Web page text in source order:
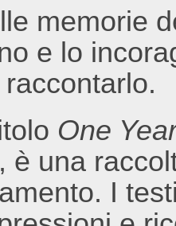
memorie
e lo
One
, è una
I